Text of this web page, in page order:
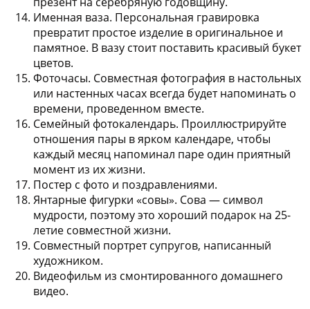
Именная ваза. Персональная гравировка
превратит простое изделие в оригинальное и
памятное. В вазу стоит поставить красивый букет
цветов.
Фоточасы. Совместная фотография в настольных
или настенных часах всегда будет напоминать о
времени, проведенном вместе.
Семейный фотокалендарь. Проиллюстрируйте
отношения пары в ярком календаре, чтобы
каждый месяц напоминал паре один приятный
момент из их жизни.
Постер с фото и поздравлениями.
Янтарные фигурки «совы». Сова — символ
мудрости, поэтому это хороший подарок на 25-
летие совместной жизни.
Совместный портрет супругов, написанный
художником.
Видеофильм из смонтированного домашнего
видео.